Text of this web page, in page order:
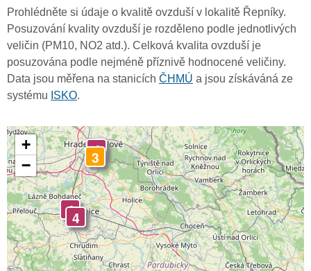
Prohlédněte si údaje o kvalitě ovzduší v lokalitě Řepníky.
Posuzování kvality ovzduší je rozděleno podle jednotlivých
veličin (PM10, NO2 atd.). Celková kvalita ovzduší je
posuzována podle nejméně příznivě hodnocené veličiny.
Data jsou měřena na stanicích ČHMÚ a jsou získáváná ze
systému ISKO.
44
3
4
+
−